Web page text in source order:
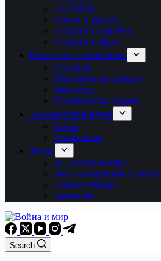
Пътеписи
Книги и филми
Подкаст СловоРед
Подкаст u-digest
Политика и икономика
Анализи
Икономика и данъци
Коментар
Политическа теория
Технологии и наука
Наука
Технологии
За нас
За „Война и мир“
Кого подкрепяме и защо?
Нашите автори
Контакти
Search